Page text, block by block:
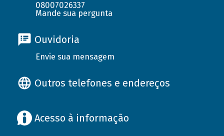
08007026337
Mande sua pergunta
Ouvidoria
Envie sua mensagem
Outros telefones e endereços
Acesso à informação